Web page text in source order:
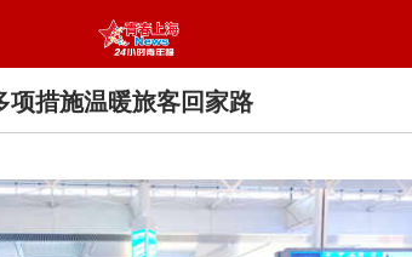
项措施温暖旅客回家路